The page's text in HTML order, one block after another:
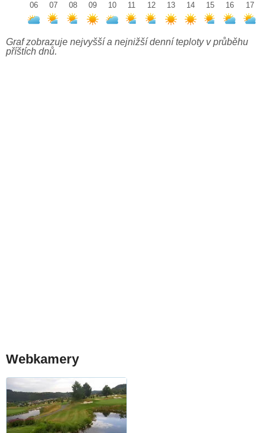
06
07
08
09
10
11
12
13
14
15
16
17
Graf zobrazuje nejvyšší a nejnižší denní teploty v průběhu
příštích dnů.
Webkamery